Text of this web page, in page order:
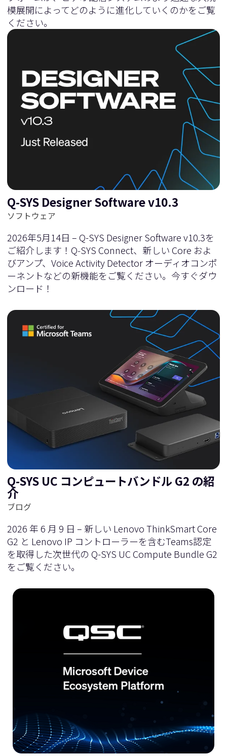
模展開によってどのように進化していくのかをご覧
ください。
Q-SYS Designer Software v10.3
ソフトウェア
2026年5月14日 – Q-SYS Designer Software v10.3を
ご紹介します！Q‑SYS Connect、新しい Core およ
びアンプ、Voice Activity Detector オーディオコンポ
ーネントなどの新機能をご覧ください。今すぐダウ
ンロード！
Q-SYS UC コンピュートバンドル G2 の紹
介
ブログ
2026 年 6 月 9 日 – 新しい Lenovo ThinkSmart Core
G2 と Lenovo IP コントローラーを含むTeams認定
を取得した次世代の Q-SYS UC Compute Bundle G2
をご覧ください。